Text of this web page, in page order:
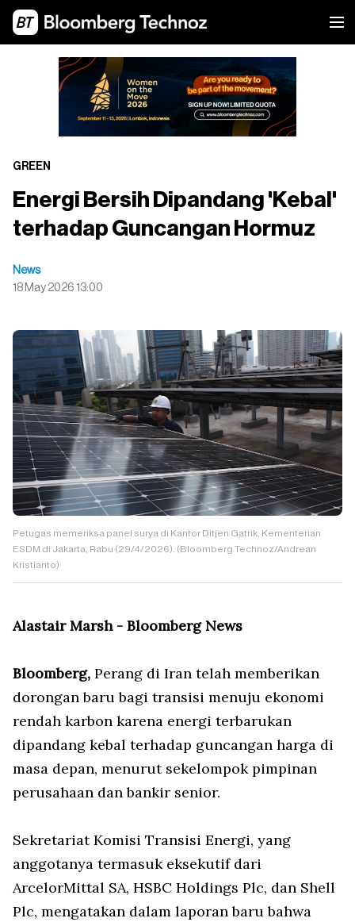
GREEN
Energi Bersih Dipandang 'Kebal'
terhadap Guncangan Hormuz
News
18 May 2026 13:00
Petugas memeriksa panel surya di Kantor Ditjen Gatrik, Kementerian
ESDM di Jakarta, Rabu (29/4/2026). (Bloomberg Technoz/Andrean
Kristianto)
Alastair Marsh - Bloomberg News
Bloomberg, Perang di Iran telah memberikan
dorongan baru bagi transisi menuju ekonomi
rendah karbon karena energi terbarukan
dipandang kebal terhadap guncangan harga di
masa depan, menurut sekelompok pimpinan
perusahaan dan bankir senior.
Sekretariat Komisi Transisi Energi, yang
anggotanya termasuk eksekutif dari
ArcelorMittal SA, HSBC Holdings Plc, dan Shell
Plc, mengatakan dalam laporan baru bahwa